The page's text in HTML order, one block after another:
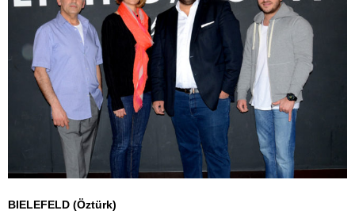
BIELEFELD (Öztürk)